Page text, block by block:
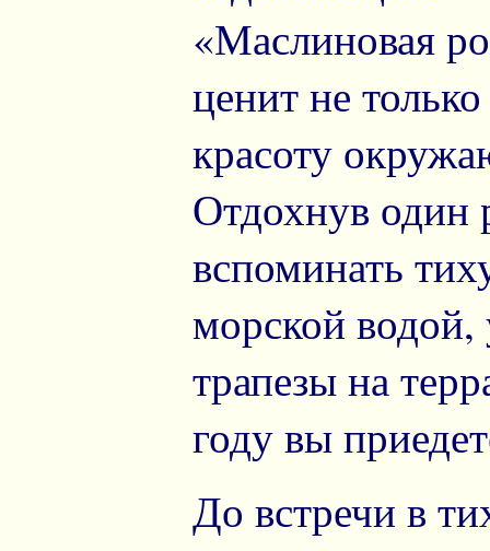
«Маслиновая
ценит не
красоту
Отдохнув один
вспоминать
морской
трапезы на
году вы
До встречи в